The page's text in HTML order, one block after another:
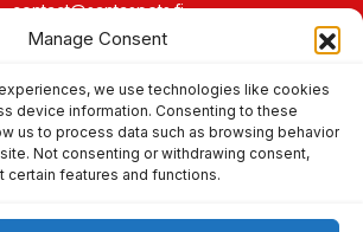
Manage Consent
we use technologies like cookies
device information. Consenting to these
us to process data such as browsing behavior
Not consenting or withdrawing consent,
features and functions.
contact@santaspets.fi
SOMESSA: